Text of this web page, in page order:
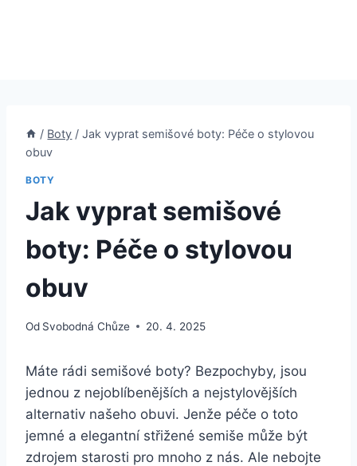
/ Boty / Jak vyprat semišové boty: Péče o stylovou
obuv
BOTY
Jak vyprat semišové
boty: Péče o stylovou
obuv
Od Svobodná Chůze 20. 4. 2025
Máte ‌rádi semišové boty?​ Bezpochyby, jsou
jednou z nejoblíbenějších⁣ a ‍nejstylovějších
alternativ našeho obuvi. Jenže ⁢péče o toto⁣
jemné a​ elegantní‍ střižené semiše může být
zdrojem starosti ⁤pro mnoho z nás. Ale nebojte